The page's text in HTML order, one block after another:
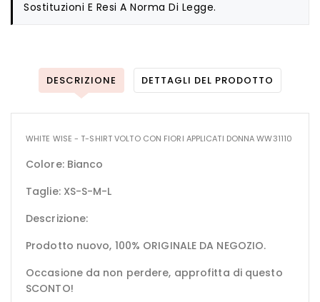
Sostituzioni E Resi A Norma Di Legge.
DESCRIZIONE DETTAGLI DEL PRODOTTO
WHITE WISE - T-SHIRT VOLTO CON FIORI APPLICATI DONNA WW31110
Colore: Bianco
Taglie: XS-S-M-L
Descrizione:
Prodotto nuovo, 100% ORIGINALE DA NEGOZIO.
Occasione da non perdere, approfitta di questo
SCONTO!